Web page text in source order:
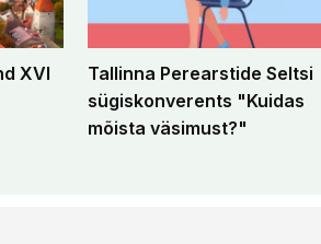
XVI
Tallinna Perearstide Seltsi
sügiskonverents "Kuidas
mõista väsimust?"